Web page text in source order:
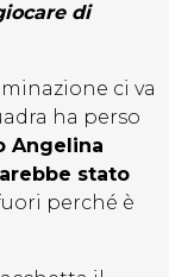
di
ci va
ha perso
Angelina
stato
perché è